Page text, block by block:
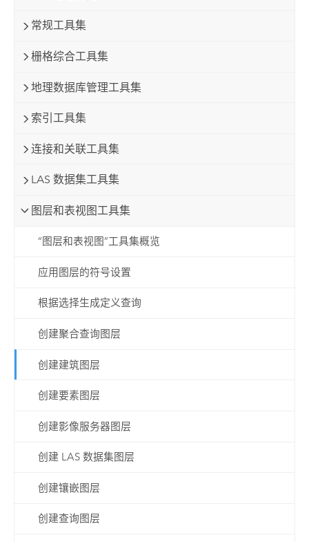
常规工具集
栅格综合工具集
地理数据库管理工具集
索引工具集
连接和关联工具集
LAS 数据集工具集
图层和表视图工具集
“图层和表视图”工具集概览
应用图层的符号设置
根据选择生成定义查询
创建聚合查询图层
创建建筑图层
创建要素图层
创建影像服务器图层
创建 LAS 数据集图层
创建镶嵌图层
创建查询图层